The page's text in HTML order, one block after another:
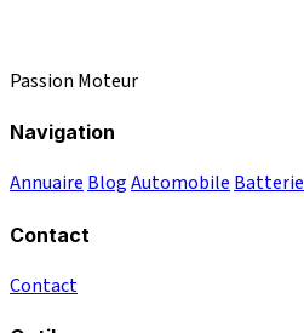
Passion Moteur
Navigation
Annuaire BlogAutomobile Batterie
Contact
Contact